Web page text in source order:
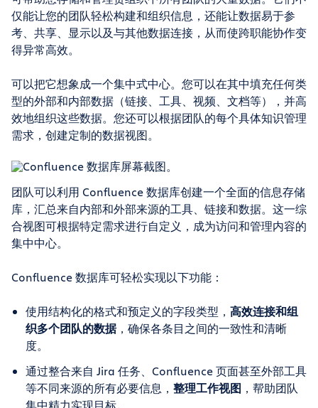
仅能让您的团队轻松构建和组织信息，还能让数据易于参
考、共享、显示以及与其他数据连接，从而使跨职能协作变
得异常高效。
可以把它想象成一个集中式中心。您可以在其中填充任何类
型的外部和内部数据（链接、工具、视频、文档等），并高
效地组织这些数据。您还可以根据团队的每个具体知识管理
需求，创建定制的数据视图。
团队可以利用 Confluence 数据库创建一个全面的信息存储
库，汇总来自内部和外部来源的工具、链接和数据。这一综
合视图可根据特定需求进行自定义，成为访问和管理内容的
集中中心。
Confluence 数据库可轻松实现以下功能：
使用结构化的格式和预定义的字段类型， 高效连接和组
织多个团队的数据，确保各条目之间的一致性和清晰
度。
通过整合来自 Jira 任务、Confluence 页面甚至外部工具
等不同来源的所有必要信息， 整理工作视图 ，帮助团队
集中精力实现目标。